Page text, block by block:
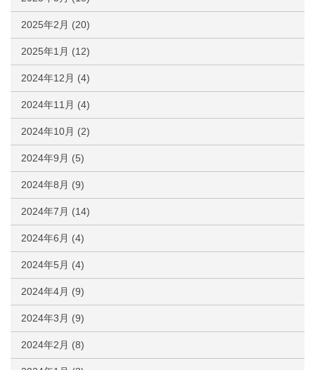
2025年2月 (20)
2025年1月 (12)
2024年12月 (4)
2024年11月 (4)
2024年10月 (2)
2024年9月 (5)
2024年8月 (9)
2024年7月 (14)
2024年6月 (4)
2024年5月 (4)
2024年4月 (9)
2024年3月 (9)
2024年2月 (8)